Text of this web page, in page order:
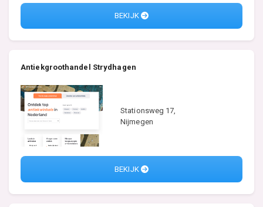
BEKIJK
Antiekgroothandel Strydhagen
Stationsweg 17,
Nijmegen
BEKIJK